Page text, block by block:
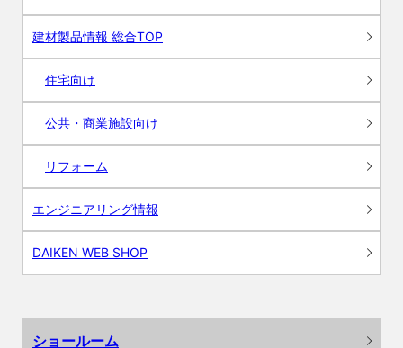
建材製品情報 総合TOP
住宅向け
公共・商業施設向け
リフォーム
エンジニアリング情報
DAIKEN WEB SHOP
ショールーム